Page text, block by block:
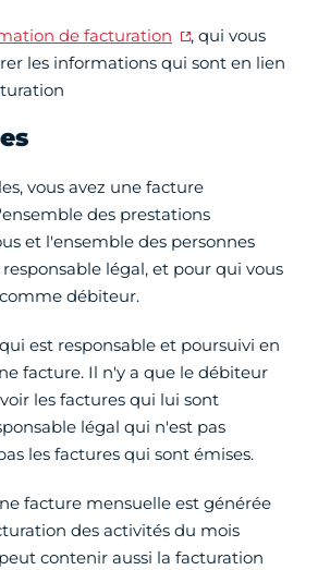
de facturation
, qui vous
les informations qui sont en lien
vous avez une facture
des prestations
et l'ensemble des personnes
légal, et pour qui vous
débiteur.
est responsable et poursuivi en
facture. Il n'y a que le débiteur
les factures qui lui sont
légal qui n'est pas
les factures qui sont émises.
facture mensuelle est générée
des activités du mois
contenir aussi la facturation